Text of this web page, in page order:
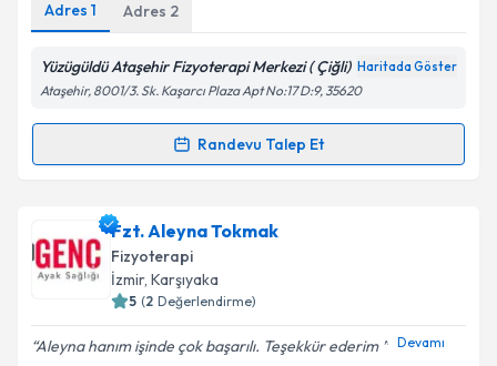
Kişisel verilerimin işlenmesine ilişkinAydınlatma
kapsamda işlenmesini kabul ediyorum.
Adres 1 Adres 2
Yüzügüldü Ataşehir Fizyoterapi Merkezi ( Çiğli) Haritada Göster
Ataşehir, 8001/3. Sk. Kaşarcı Plaza Apt No:17 D:9, 35620
Randevu Talep Et
Randevu Takvimi Talebi
Fzt. Anıl Ersoyiçin randevu takvimi talebi oluşturun.
Size bu uzmandan randevu almanız için bir takvim
hazırlandığında e-posta ile bilgilendireceğiz.
Fzt. Aleyna Tokmak
Fizyoterapi
İzmir, Karşıyaka
5 (2 Değerlendirme)
Aleyna hanım işinde çok başarılı. Teşekkür ederim Devamı